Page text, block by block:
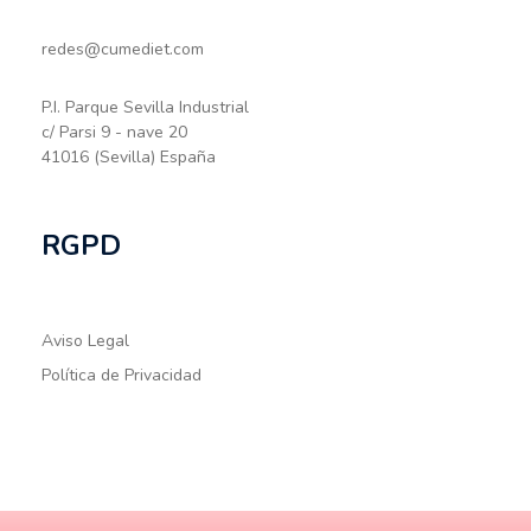
redes@cumediet.com
P.I. Parque Sevilla Industrial
c/ Parsi 9 - nave 20
41016 (Sevilla) España
RGPD
Aviso Legal
Política de Privacidad